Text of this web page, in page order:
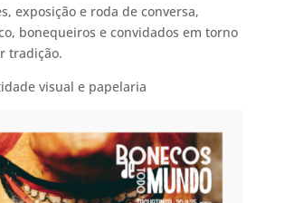
exposição e roda de conversa,
bonequeiros e convidados em torno
tradição.
visual e papelaria